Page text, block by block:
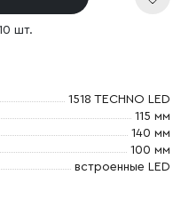
шт.
1518 TECHNO LED
115 мм
140 мм
100 мм
встроенные LED